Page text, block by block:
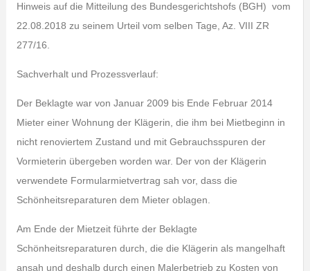
Hinweis auf die Mitteilung des Bundesgerichtshofs (BGH) vom
22.08.2018 zu seinem Urteil vom selben Tage, Az. VIII ZR
277/16.
Sachverhalt und Prozessverlauf:
Der Beklagte war von Januar 2009 bis Ende Februar 2014
Mieter einer Wohnung der Klägerin, die ihm bei Mietbeginn in
nicht renoviertem Zustand und mit Gebrauchsspuren der
Vormieterin übergeben worden war. Der von der Klägerin
verwendete Formularmietvertrag sah vor, dass die
Schönheitsreparaturen dem Mieter oblagen.
Am Ende der Mietzeit führte der Beklagte
Schönheitsreparaturen durch, die die Klägerin als mangelhaft
ansah und deshalb durch einen Malerbetrieb zu Kosten von